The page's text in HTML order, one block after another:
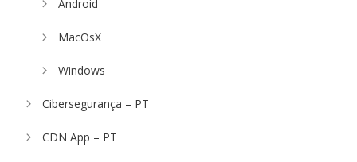
Android
MacOsX
Windows
Cibersegurança – PT
CDN App – PT